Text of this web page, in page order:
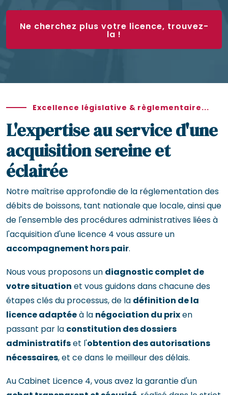
Ne cherchez plus votre licence, trouvez-
la !
Excellence législative & règlementaire...
L'expertise au service d'une
acquisition sereine et
éclairée
Notre maîtrise approfondie de la réglementation des
débits de boissons, tant nationale que locale, ainsi que
de l'ensemble des procédures administratives liées à
l'acquisition d'une licence 4 vous assure un
accompagnement hors pair.
Nous vous proposons un diagnostic complet de
votre situation et vous guidons dans chacune des
étapes clés du processus, de la définition de la
licence adaptéeà la négociation du prixen
passant par la constitution des dossiers
administratifset l'obtention des autorisations
nécessaires, et ce dans le meilleur des délais.
Au Cabinet Licence 4, vous avez la garantie d'un